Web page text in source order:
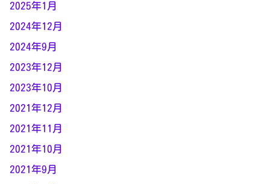
2025年1月
2024年12月
2024年9月
2023年12月
2023年10月
2021年12月
2021年11月
2021年10月
2021年9月